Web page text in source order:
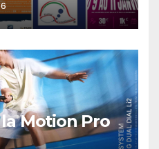
Motion Pro